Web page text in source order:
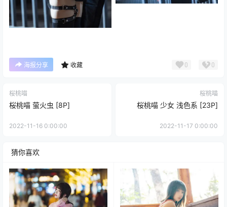
海报分享 收藏 0 0
桜桃喵
桜桃喵 萤火虫 [8P]
2022-11-16 0:00:00
桜桃喵
桜桃喵 少女 浅色系 [23P]
2022-11-17 0:00:00
猜你喜欢